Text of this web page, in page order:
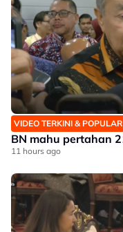
VIDEO TERKINI & POPULAR
BN mahu pertahan
11 hours ago